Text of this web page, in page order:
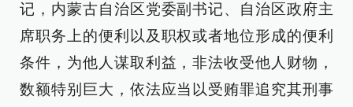
记，内蒙古自治区党委副书记、自治区政府主
席职务上的便利以及职权或者地位形成的便利
条件，为他人谋取利益，非法收受他人财物，
数额特别巨大，依法应当以受贿罪追究其刑事